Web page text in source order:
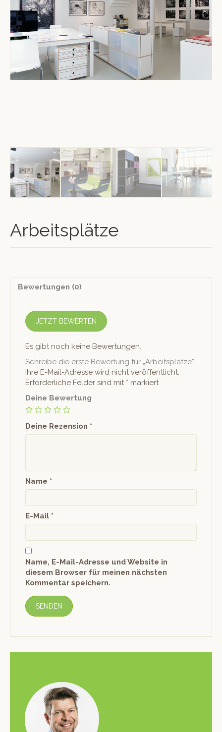
Arbeitsplätze
Bewertungen (0)
JETZT BEWERTEN
Es gibt noch keine Bewertungen.
Schreibe die erste Bewertung für „Arbeitsplätze“
Ihre E-Mail-Adresse wird nicht veröffentlicht.
Erforderliche Felder sind mit * markiert
Deine Bewertung
Deine Rezension *
Name *
E-Mail *
Name, E-Mail-Adresse und Website in
diesem Browser für meinen nächsten
Kommentar speichern.